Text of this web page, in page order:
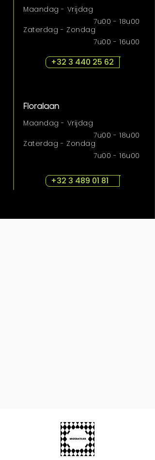
Maandag - Vrijdag
Zaterdag - Zondag
7u00 - 18u00
7u00 - 16u00
+32 3 440 25 62
Floralaan
Maandag - Vrijdag
Zaterdag - Zondag
7u00 - 18u00
7u00 - 16u00
+32 3 489 01 81